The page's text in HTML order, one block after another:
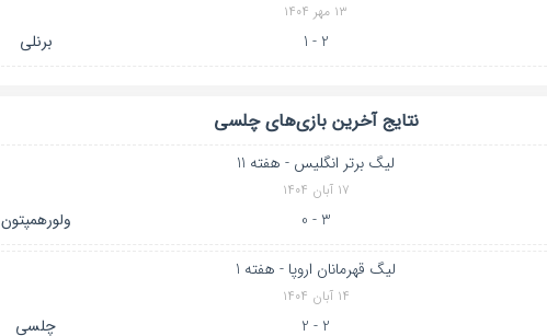
۱۳ مهر ۱۴۰۴
2 - 1 برنلی
نتایج آخرین بازی‌های چلسی
لیگ برتر انگلیس - هفته 11
۱۷ آبان ۱۴۰۴
3 - 0 ولورهمپتون
لیگ قهرمانان اروپا - هفته 1
۱۴ آبان ۱۴۰۴
2 - 2 چلسی